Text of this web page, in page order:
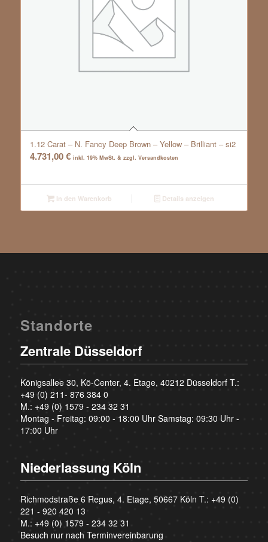
1.12 Carat – N. Fancy Deep Brown – Yellow – Brilliant – si2
4.731,00€ inkl. 19% MwSt. & zzgl. Versandkosten
In den Warenkorb Details anzeigen
Standorte
Zentrale Düsseldorf
Königsallee 30, Kö-Center, 4. Etage, 40212 Düsseldorf T.:
+49 (0) 211- 876 384 0
M.: +49 (0) 1579 - 234 32 31
Montag - Freitag: 09:00 - 18:00 Uhr Samstag: 09:30 Uhr -
17:00 Uhr
Niederlassung Köln
Richmodstraße 6 Regus, 4. Etage, 50667 Köln T.: +49 (0)
221 - 920 420 13
M.: +49 (0) 1579 - 234 32 31
Besuch nur nach Terminvereinbarung